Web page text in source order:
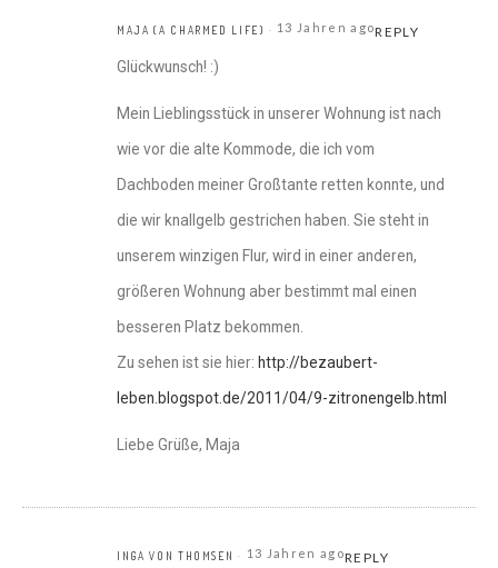
MAJA (A CHARMED LIFE) 13 Jahren agoREPLY
Glückwunsch! :)
Mein Lieblingsstück in unserer Wohnung ist nach
wie vor die alte Kommode, die ich vom
Dachboden meiner Großtante retten konnte, und
die wir knallgelb gestrichen haben. Sie steht in
unserem winzigen Flur, wird in einer anderen,
größeren Wohnung aber bestimmt mal einen
besseren Platz bekommen.
Zu sehen ist sie hier: http://bezaubert-
leben.blogspot.de/2011/04/9-zitronengelb.html
Liebe Grüße, Maja
INGA VON THOMSEN 13 Jahren agoREPLY